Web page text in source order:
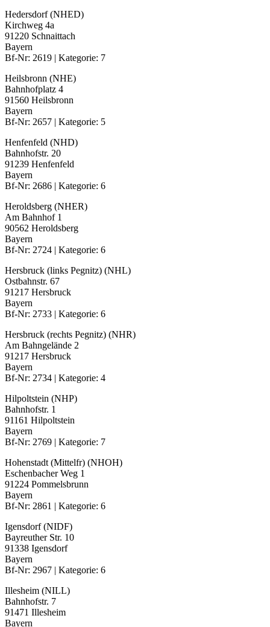
Hedersdorf (NHED)
Kirchweg 4a
91220 Schnaittach
Bayern
Bf-Nr: 2619 | Kategorie: 7
Heilsbronn (NHE)
Bahnhofplatz 4
91560 Heilsbronn
Bayern
Bf-Nr: 2657 | Kategorie: 5
Henfenfeld (NHD)
Bahnhofstr. 20
91239 Henfenfeld
Bayern
Bf-Nr: 2686 | Kategorie: 6
Heroldsberg (NHER)
Am Bahnhof 1
90562 Heroldsberg
Bayern
Bf-Nr: 2724 | Kategorie: 6
Hersbruck (links Pegnitz) (NHL)
Ostbahnstr. 67
91217 Hersbruck
Bayern
Bf-Nr: 2733 | Kategorie: 6
Hersbruck (rechts Pegnitz) (NHR)
Am Bahngelände 2
91217 Hersbruck
Bayern
Bf-Nr: 2734 | Kategorie: 4
Hilpoltstein (NHP)
Bahnhofstr. 1
91161 Hilpoltstein
Bayern
Bf-Nr: 2769 | Kategorie: 7
Hohenstadt (Mittelfr) (NHOH)
Eschenbacher Weg 1
91224 Pommelsbrunn
Bayern
Bf-Nr: 2861 | Kategorie: 6
Igensdorf (NIDF)
Bayreuther Str. 10
91338 Igensdorf
Bayern
Bf-Nr: 2967 | Kategorie: 6
Illesheim (NILL)
Bahnhofstr. 7
91471 Illesheim
Bayern